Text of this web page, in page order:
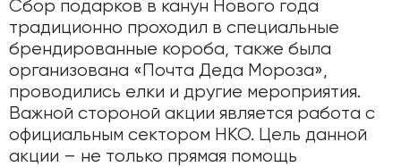
Сбор подарков в канун Нового года
традиционно проходил в специальные
брендированные короба, также была
организована «Почта Деда Мороза»,
проводились елки и другие мероприятия.
Важной стороной акции является работа с
официальным сектором НКО. Цель данной
акции – не только прямая помощь